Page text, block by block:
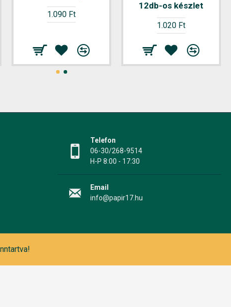
1.020 Ft
1.090 Ft
12db-os készlet
1.020 Ft
Telefon
06-30/268-9514
H-P 8:00 - 17:30
Email
info@papir17.hu